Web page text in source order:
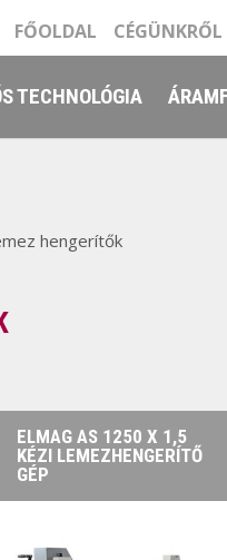
FŐOLDAL CÉGÜNKRŐL
TECHNOLÓGIA
hengerítők
ELMAG AS 1250 X 1,5
KÉZI LEMEZHENGERÍTŐ
GÉP